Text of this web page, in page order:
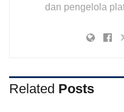
dan pengelola
Related Posts